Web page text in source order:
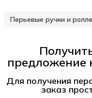
Перьевые ручки и
предложение
Для получения
заказ